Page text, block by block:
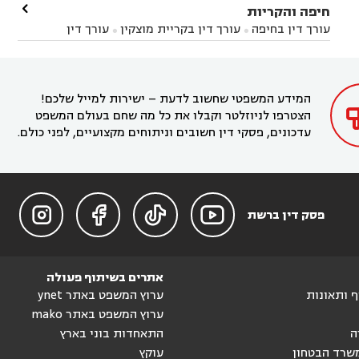
עורך דין בחדרה עורך דין בכפר סבא
עורך דין בהוד
השרון
עורך דין באבן יהודה
עורך דין בחריש עורך דין בקיסריה עורך דין בקדימה
חיפה והקריות
עורך דין בחיפה  עורך דין בקריית מוצקין 
עורך דין
בקרית מוצקין
עורך דין בקריית אתא
עורך דין

המידע המשפטי שחשוב לדעת – ישירות למייל שלכם!
הצטרפו לניוזלטר וקבלו את כל מה שחם בעולם המשפט
עדכונים, פסקי דין חשובים וניתוחים מקצועיים, לפני כולם.
פסק דין ברשת 



ותאונות
הבטחון
אתרים בשיתוף פעולה
ערוץ המשפט באתר ynet
ערוץ המשפט באתר mako
התאחדות בוני בארץ
עוקץ